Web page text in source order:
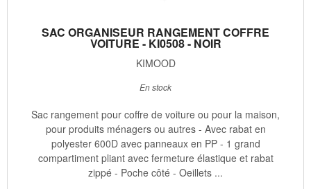
SAC ORGANISEUR RANGEMENT COFFRE
VOITURE - KI0508 - NOIR
KIMOOD
En stock
Sac rangement pour coffre de voiture ou pour la maison,
pour produits ménagers ou autres - Avec rabat en
polyester 600D avec panneaux en PP - 1 grand
compartiment pliant avec fermeture élastique et rabat
zippé - Poche côté - Oeillets ...